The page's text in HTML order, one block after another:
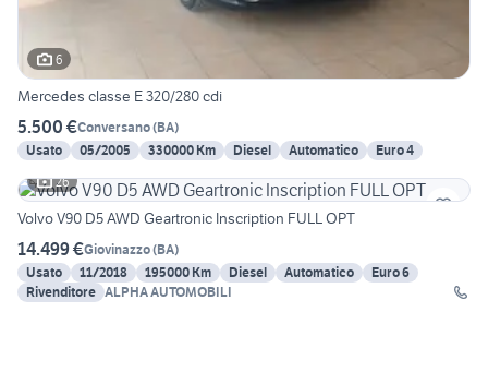
6
Mercedes classe E 320/280 cdi
5.500 €Conversano(BA)
Usato
05/2005 330000 Km Diesel Automatico
Euro 4
26
Volvo V90 D5 AWD Geartronic Inscription FULL OPT
14.499 €Giovinazzo(BA)
Usato
11/2018 195000 Km Diesel Automatico
Euro 6
Rivenditore ALPHA AUTOMOBILI